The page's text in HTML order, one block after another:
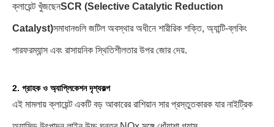
ক্লায়েন্ট খুঁজছেনSCR (Selective Catalytic Reduction
Catalyst)সমাধানগুলি জটিল অবস্থার অধীনে শারীরিক শক্তি, অ্যান্টি-ব্লকিং
পারফরম্যান্স এবং রাসায়নিক স্থিতিশীলতার উপর জোর দেয়.
2. গ্রাহক ও অ্যাপ্লিকেশন দৃশ্যকল্প
এই মামলায় ক্লায়েন্ট একটি বড় আকারের রাশিয়ান সার প্রস্তুতকারক যার নাইট্রিক